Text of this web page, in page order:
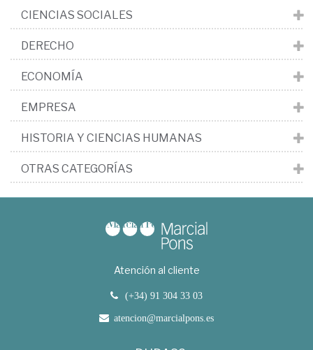
CIENCIAS SOCIALES
DERECHO
ECONOMÍA
EMPRESA
HISTORIA Y CIENCIAS HUMANAS
OTRAS CATEGORÍAS
Atención al cliente
(+34) 91 304 33 03
atencion@marcialpons.es